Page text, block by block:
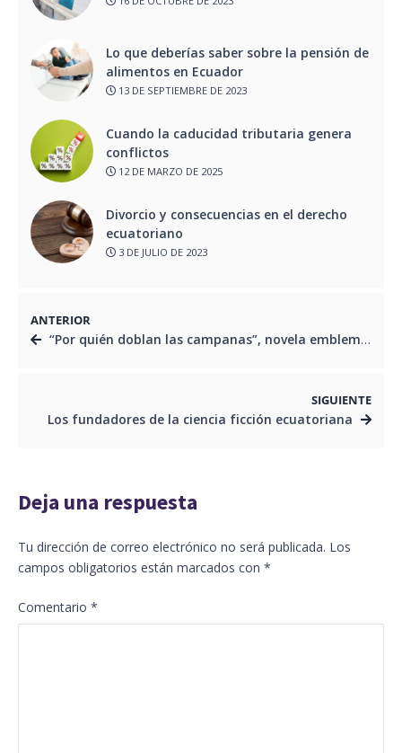
Lo que deberías saber sobre la pensión de
alimentos en Ecuador
13 DE SEPTIEMBRE DE 2023
Cuando la caducidad tributaria genera
conflictos
12 DE MARZO DE 2025
Divorcio y consecuencias en el derecho
ecuatoriano
3 DE JULIO DE 2023
ANTERIOR
“Por quién doblan las campanas”, novela emblemática de Hemingway
SIGUIENTE
Los fundadores de la ciencia ficción ecuatoriana
Deja una respuesta
Tu dirección de correo electrónico no será publicada. Los
campos obligatorios están marcados con *
Comentario *